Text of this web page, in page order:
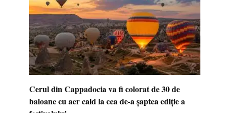
Cerul din Cappadocia va fi colorat de 30 de
baloane cu aer cald la cea de-a șaptea ediție a